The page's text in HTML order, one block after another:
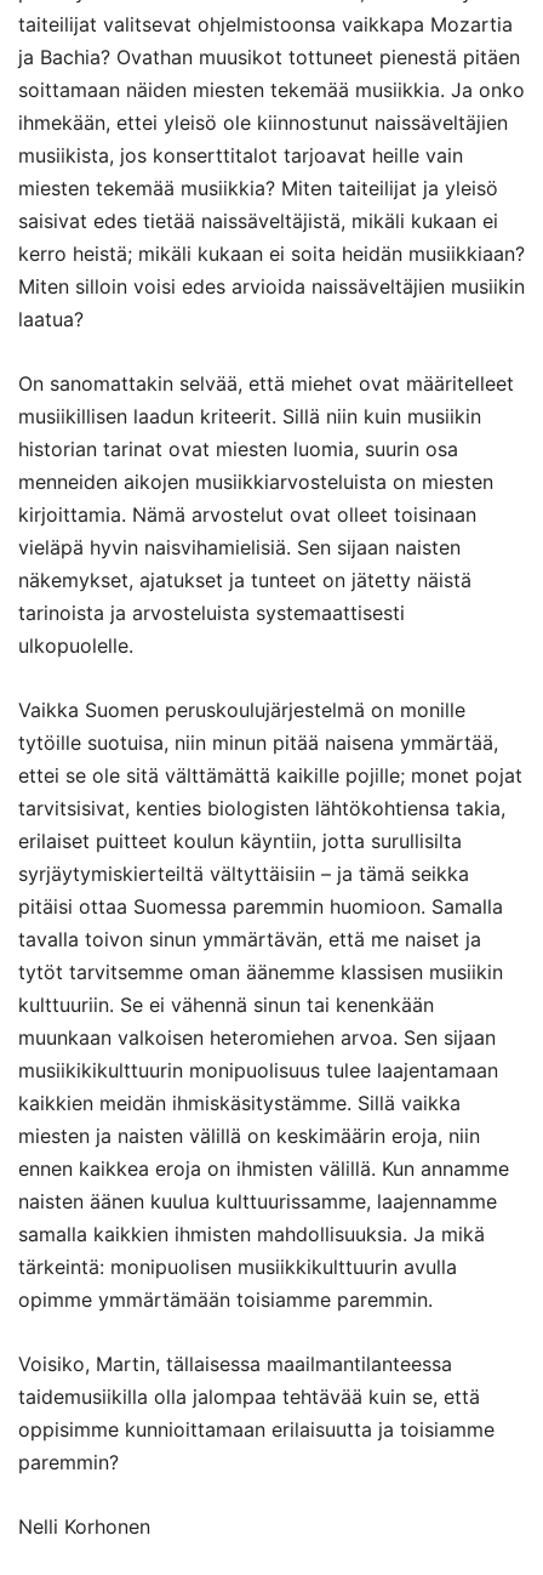
taiteilijat valitsevat ohjelmistoonsa vaikkapa Mozartia
ja Bachia? Ovathan muusikot tottuneet pienestä pitäen
soittamaan näiden miesten tekemää musiikkia. Ja onko
ihmekään, ettei yleisö ole kiinnostunut naissäveltäjien
musiikista, jos konserttitalot tarjoavat heille vain
miesten tekemää musiikkia? Miten taiteilijat ja yleisö
saisivat edes tietää naissäveltäjistä, mikäli kukaan ei
kerro heistä; mikäli kukaan ei soita heidän musiikkiaan?
Miten silloin voisi edes arvioida naissäveltäjien musiikin
laatua?
On sanomattakin selvää, että miehet ovat määritelleet
musiikillisen laadun kriteerit. Sillä niin kuin musiikin
historian tarinat ovat miesten luomia, suurin osa
menneiden aikojen musiikkiarvosteluista on miesten
kirjoittamia. Nämä arvostelut ovat olleet toisinaan
vieläpä hyvin naisvihamielisiä. Sen sijaan naisten
näkemykset, ajatukset ja tunteet on jätetty näistä
tarinoista ja arvosteluista systemaattisesti
ulkopuolelle.
Vaikka Suomen peruskoulujärjestelmä on monille
tytöille suotuisa, niin minun pitää naisena ymmärtää,
ettei se ole sitä välttämättä kaikille pojille; monet pojat
tarvitsisivat, kenties biologisten lähtökohtiensa takia,
erilaiset puitteet koulun käyntiin, jotta surullisilta
syrjäytymiskierteiltä vältyttäisiin – ja tämä seikka
pitäisi ottaa Suomessa paremmin huomioon. Samalla
tavalla toivon sinun ymmärtävän, että me naiset ja
tytöt tarvitsemme oman äänemme klassisen musiikin
kulttuuriin. Se ei vähennä sinun tai kenenkään
muunkaan valkoisen heteromiehen arvoa. Sen sijaan
musiikikikulttuurin monipuolisuus tulee laajentamaan
kaikkien meidän ihmiskäsitystämme. Sillä vaikka
miesten ja naisten välillä on keskimäärin eroja, niin
ennen kaikkea eroja on ihmisten välillä. Kun annamme
naisten äänen kuulua kulttuurissamme, laajennamme
samalla kaikkien ihmisten mahdollisuuksia. Ja mikä
tärkeintä: monipuolisen musiikkikulttuurin avulla
opimme ymmärtämään toisiamme paremmin.
Voisiko, Martin, tällaisessa maailmantilanteessa
taidemusiikilla olla jalompaa tehtävää kuin se, että
oppisimme kunnioittamaan erilaisuutta ja toisiamme
paremmin?
Nelli Korhonen